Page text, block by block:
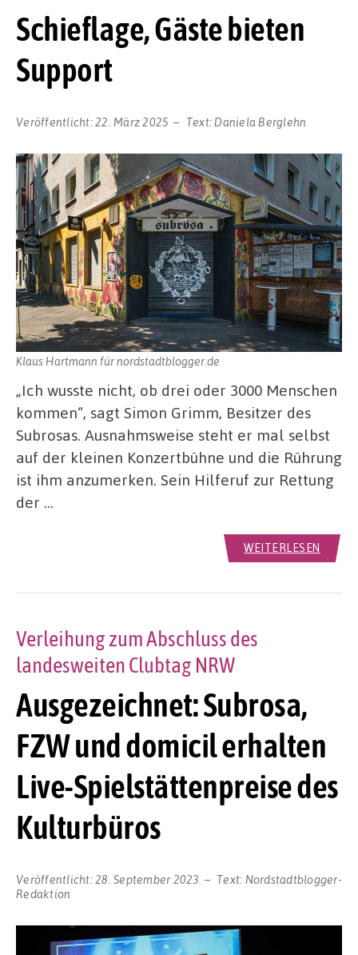
Schieflage, Gäste bieten
Support
Veröffentlicht:22. März 2025 Text:Daniela Berglehn
Klaus Hartmann für nordstadtblogger.de
„Ich wusste nicht, ob drei oder 3000 Menschen
kommen“, sagt Simon Grimm, Besitzer des
Subrosas. Ausnahmsweise steht er mal selbst
auf der kleinen Konzertbühne und die Rührung
ist ihm anzumerken. Sein Hilferuf zur Rettung
der …
WEITERLESEN
Ausgezeichnet: Subrosa,
FZW und domicil erhalten
Live-Spielstättenpreise des
Kulturbüros
Verleihung zum Abschluss des
landesweiten Clubtag NRW
Veröffentlicht:28. September 2023 Text: Nordstadtblogger-
Redaktion